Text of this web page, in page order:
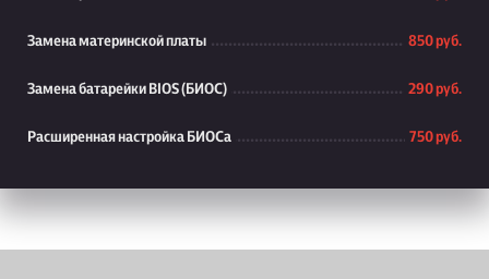
Замена материнской платы 850 руб.
Замена батарейки BIOS (БИОС) 290 руб.
Расширенная настройка БИОСа 750 руб.